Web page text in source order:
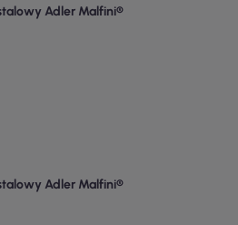
Adler Malfini®
Adler Malfini®